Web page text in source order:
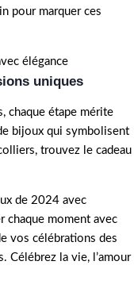
pour marquer ces
uniques
chaque étape mérite
bijoux qui symbolisent
trouvez le cadeau
de 2024 avec
chaque moment avec
vos célébrations des
Célébrez la vie, l’amour